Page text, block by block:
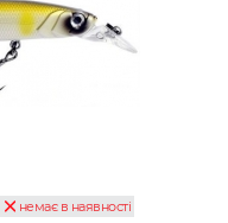
немає в наявності